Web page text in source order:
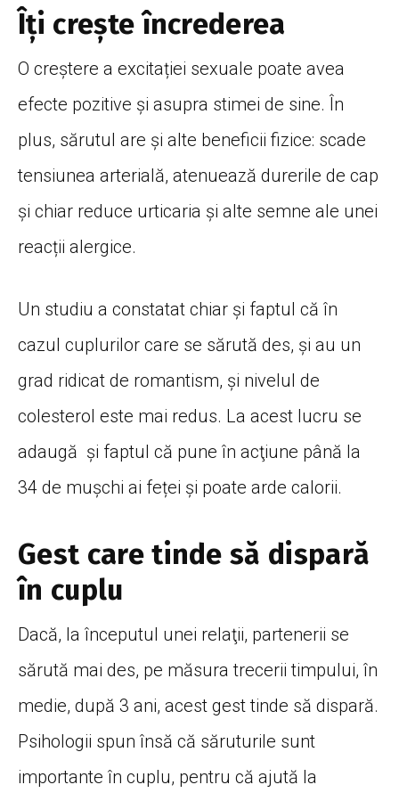
Îți crește încrederea
O creștere a excitației sexuale poate avea
efecte pozitive şi asupra stimei de sine. În
plus, sărutul are și alte beneficii fizice: scade
tensiunea arterială, atenuează durerile de cap
și chiar reduce urticaria și alte semne ale unei
reacții alergice.
Un studiu a constatat chiar și faptul că în
cazul cuplurilor care se sărută des, și au un
grad ridicat de romantism, și nivelul de
colesterol este mai redus. La acest lucru se
adaugă și faptul că pune în acţiune până la
34 de mușchi ai feței și poate arde calorii.
Gest care tinde să dispară
în cuplu
Dacă, la începutul unei relaţii, partenerii se
sărută mai des, pe măsura trecerii timpului, în
medie, după 3 ani, acest gest tinde să dispară.
Psihologii spun însă că săruturile sunt
importante în cuplu, pentru că ajută la